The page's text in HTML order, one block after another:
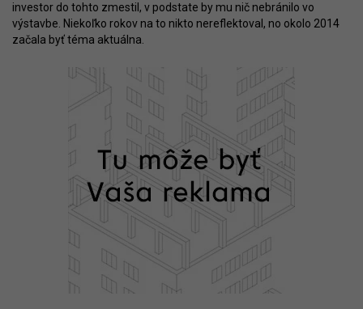
investor do tohto zmestil, v podstate by mu nič nebránilo vo
výstavbe. Niekoľko rokov na to nikto nereflektoval, no okolo 2014
začala byť téma aktuálna.